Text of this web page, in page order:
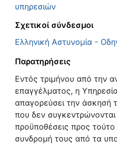
υπηρεσιών
Σχετικοί σύνδεσμοι
Ελληνική Αστυνομία -
Παρατηρήσεις
Εντός τριμήνου από την
επαγγέλματος, η
απαγορεύσει την άσκησή
που δεν συγκεντρώνονται
προϋποθέσεις προς
συνδρομή τους από τα